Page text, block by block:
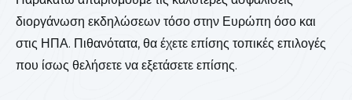
διοργάνωση εκδηλώσεων τόσο στην Ευρώπη όσο και
στις ΗΠΑ. Πιθανότατα, θα έχετε επίσης τοπικές επιλογές
που ίσως θελήσετε να εξετάσετε επίσης.